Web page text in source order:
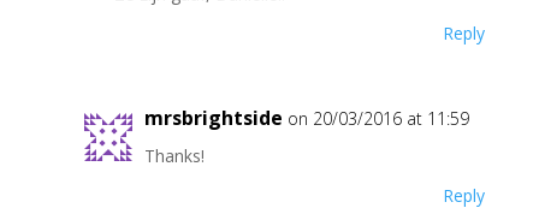
Reply
mrsbrightside on 20/03/2016 at 11:59
Thanks!
Reply